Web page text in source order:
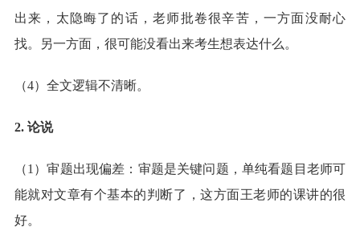
出来，太隐晦了的话，老师批卷很辛苦，一方面没耐心
找。另一方面，很可能没看出来考生想表达什么。
（4）全文逻辑不清晰。
2. 论说
（1）审题出现偏差：审题是关键问题，单纯看题目老师可
能就对文章有个基本的判断了，这方面王老师的课讲的很
好。